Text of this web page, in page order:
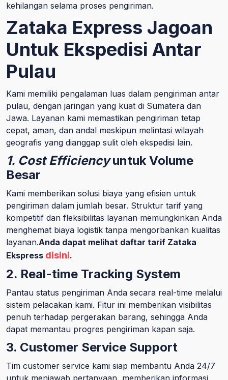
kehilangan selama proses pengiriman.
Zataka Express Jagoan
Untuk Ekspedisi Antar
Pulau
Kami memiliki pengalaman luas dalam pengiriman antar
pulau, dengan jaringan yang kuat di Sumatera dan
Jawa. Layanan kami memastikan pengiriman tetap
cepat, aman, dan andal meskipun melintasi wilayah
geografis yang dianggap sulit oleh ekspedisi lain.
1. Cost Efficiencyuntuk Volume
Besar
Kami memberikan solusi biaya yang efisien untuk
pengiriman dalam jumlah besar. Struktur tarif yang
kompetitif dan fleksibilitas layanan memungkinkan Anda
menghemat biaya logistik tanpa mengorbankan kualitas
layanan.Anda dapat melihat daftar tarif Zataka
Ekspress disini.
2. Real-time Tracking System
Pantau status pengiriman Anda secara real-time melalui
sistem pelacakan kami. Fitur ini memberikan visibilitas
penuh terhadap pergerakan barang, sehingga Anda
dapat memantau progres pengiriman kapan saja.
3. Customer Service Support
Tim customer service kami siap membantu Anda 24/7
untuk menjawab pertanyaan, memberikan informasi